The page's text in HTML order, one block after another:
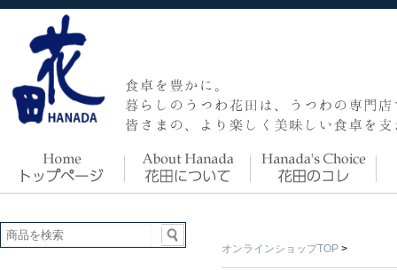
オンラインショップTOP >